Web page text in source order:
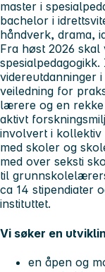
master i
bachelor i
håndverk, drama,
Fra høst 2026 skal
videreutdanninger
veiledning for
lærere og en
aktivt
involvert i kollektiv
med skoler og
med over seksti
til
ca 14 stipendiater
instituttet.
Vi søker en
en åpen og